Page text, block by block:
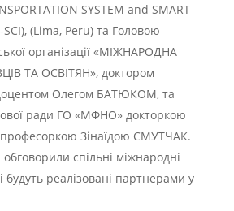
SYSTEM and SMART
SCI), (Lima, Peru) та Головою
організації «МІЖНАРОДНА
ТА ОСВІТЯН», доктором
Олегом БАТЮКОМ, та
ради ГО «МФНО» докторкою
професоркою Зінаїдою СМУТЧАК.
спільні міжнародні
будуть реалізовані партнерами у